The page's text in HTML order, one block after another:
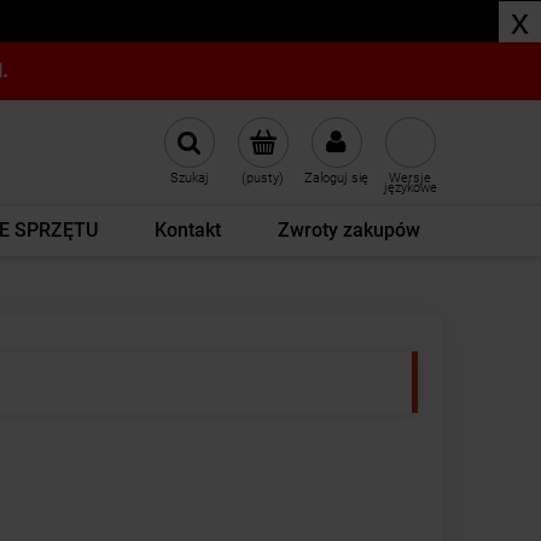
x
(pusty) Zaloguj się
Szukaj Wersje
językowe
SPRZĘTU Kontakt Zwroty zakupów